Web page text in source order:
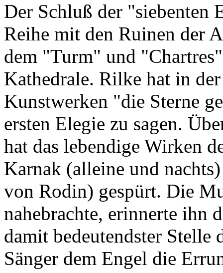
Der Schluß der "siebenten
Reihe mit den Ruinen der
dem "Turm" und
Kathedrale. Rilke hat in
Kunstwerken "die Sterne
ersten Elegie zu sagen.
hat das lebendige Wirken
Karnak (alleine und
von Rodin) gespürt. Die
nahebrachte, erinnerte ihn
damit bedeutendster
Sänger dem Engel die